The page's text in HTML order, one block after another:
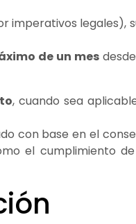
imperativos legales),
de un mes
, cuando sea
con base en el
el cumplimiento